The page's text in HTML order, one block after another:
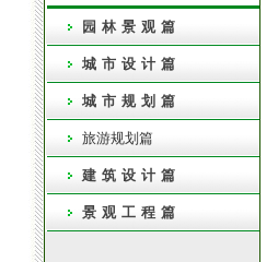
园林景观篇
城市设计篇
城市规划篇
旅游规划篇
建筑设计篇
景观工程篇